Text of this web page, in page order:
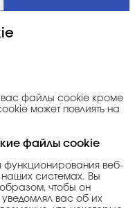
вас файлы cookie кроме
может повлиять на
файлы cookie
веб-
наших системах. Вы
чтобы он
вас об их